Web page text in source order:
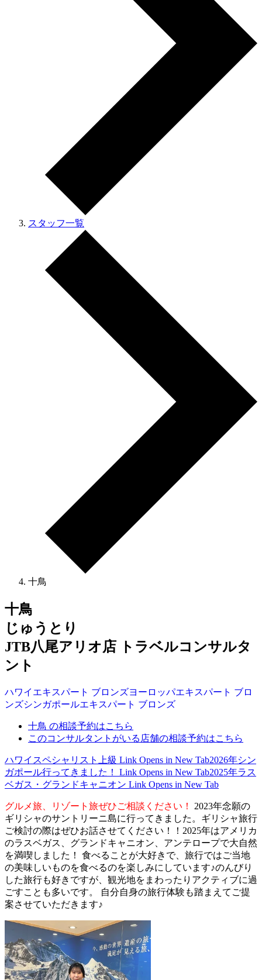
スタッフ一覧
十鳥
十鳥
じゅうとり
JTB八尾アリオ店 トラベルコンサルタ
ント
ハワイ エキスパート ブロンズヨーロッパエキスパート ブロ
ンズシンガポールエキスパート ブロンズ
十鳥 の相談予約はこちら
このコンサルタントがいる店舗の相談予約はこちら
ハワイスペシャリスト上級 Link Opens in New Tab2026年シン
ガポール行ってきました！
Link Opens in New Tab2025年ラス
ベガス・グランドキャニオン Link Opens in New Tab
グルメ旅、リゾート旅ぜひご相談ください！
2023年念願の
ギリシャのサントリーニ島に行ってきました。ギリシャ旅行
ご検討の際はぜひお話させてください！！2025年はアメリカ
のラスベガス、グランドキャニオン、アンテロープで大自然
を満喫しました！ 食べることが大好きで、旅行ではご当地
の美味しいものを食べるのを楽しみにしています♪のんびり
した旅行も好きですが、観光地をまわったりアクティブに過
ごすことも多いです。 自分自身の旅行体験も踏まえてご提
案させていただきます♪